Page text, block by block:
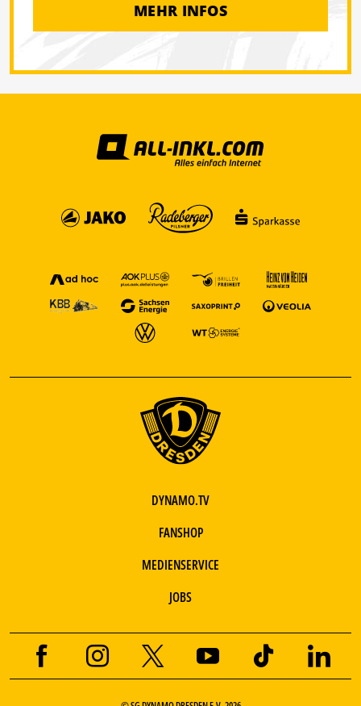
MEHR INFOS
DYNAMO.TV
FANSHOP
MEDIENSERVICE
JOBS